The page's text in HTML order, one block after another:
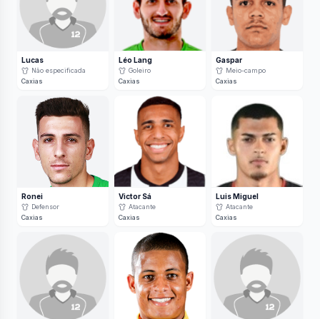
Lucas
Não especificada
Caxias
Léo Lang
Goleiro
Caxias
Gaspar
Meio-campo
Caxias
Ronei
Defensor
Caxias
Victor Sá
Atacante
Caxias
Luis Miguel
Atacante
Caxias